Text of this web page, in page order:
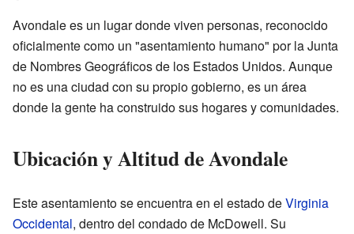
Avondale es un lugar donde viven personas, reconocido
oficialmente como un "asentamiento humano" por la Junta
de Nombres Geográficos de los Estados Unidos. Aunque
no es una ciudad con su propio gobierno, es un área
donde la gente ha construido sus hogares y comunidades.
Ubicación y Altitud de Avondale
Este asentamiento se encuentra en el estado deVirginia
Occidental, dentro del condado de McDowell. Su